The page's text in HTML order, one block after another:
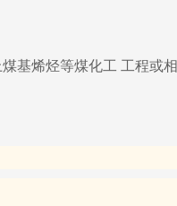
基烯烃等煤化工 工程或相